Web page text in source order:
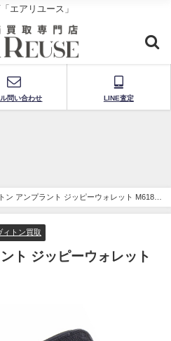
エアリユース」
ル問い合わせ LINE査定
ン アンプラント ジッピーウォレット M61864
ィトン買取
ト ジッピーウォレット